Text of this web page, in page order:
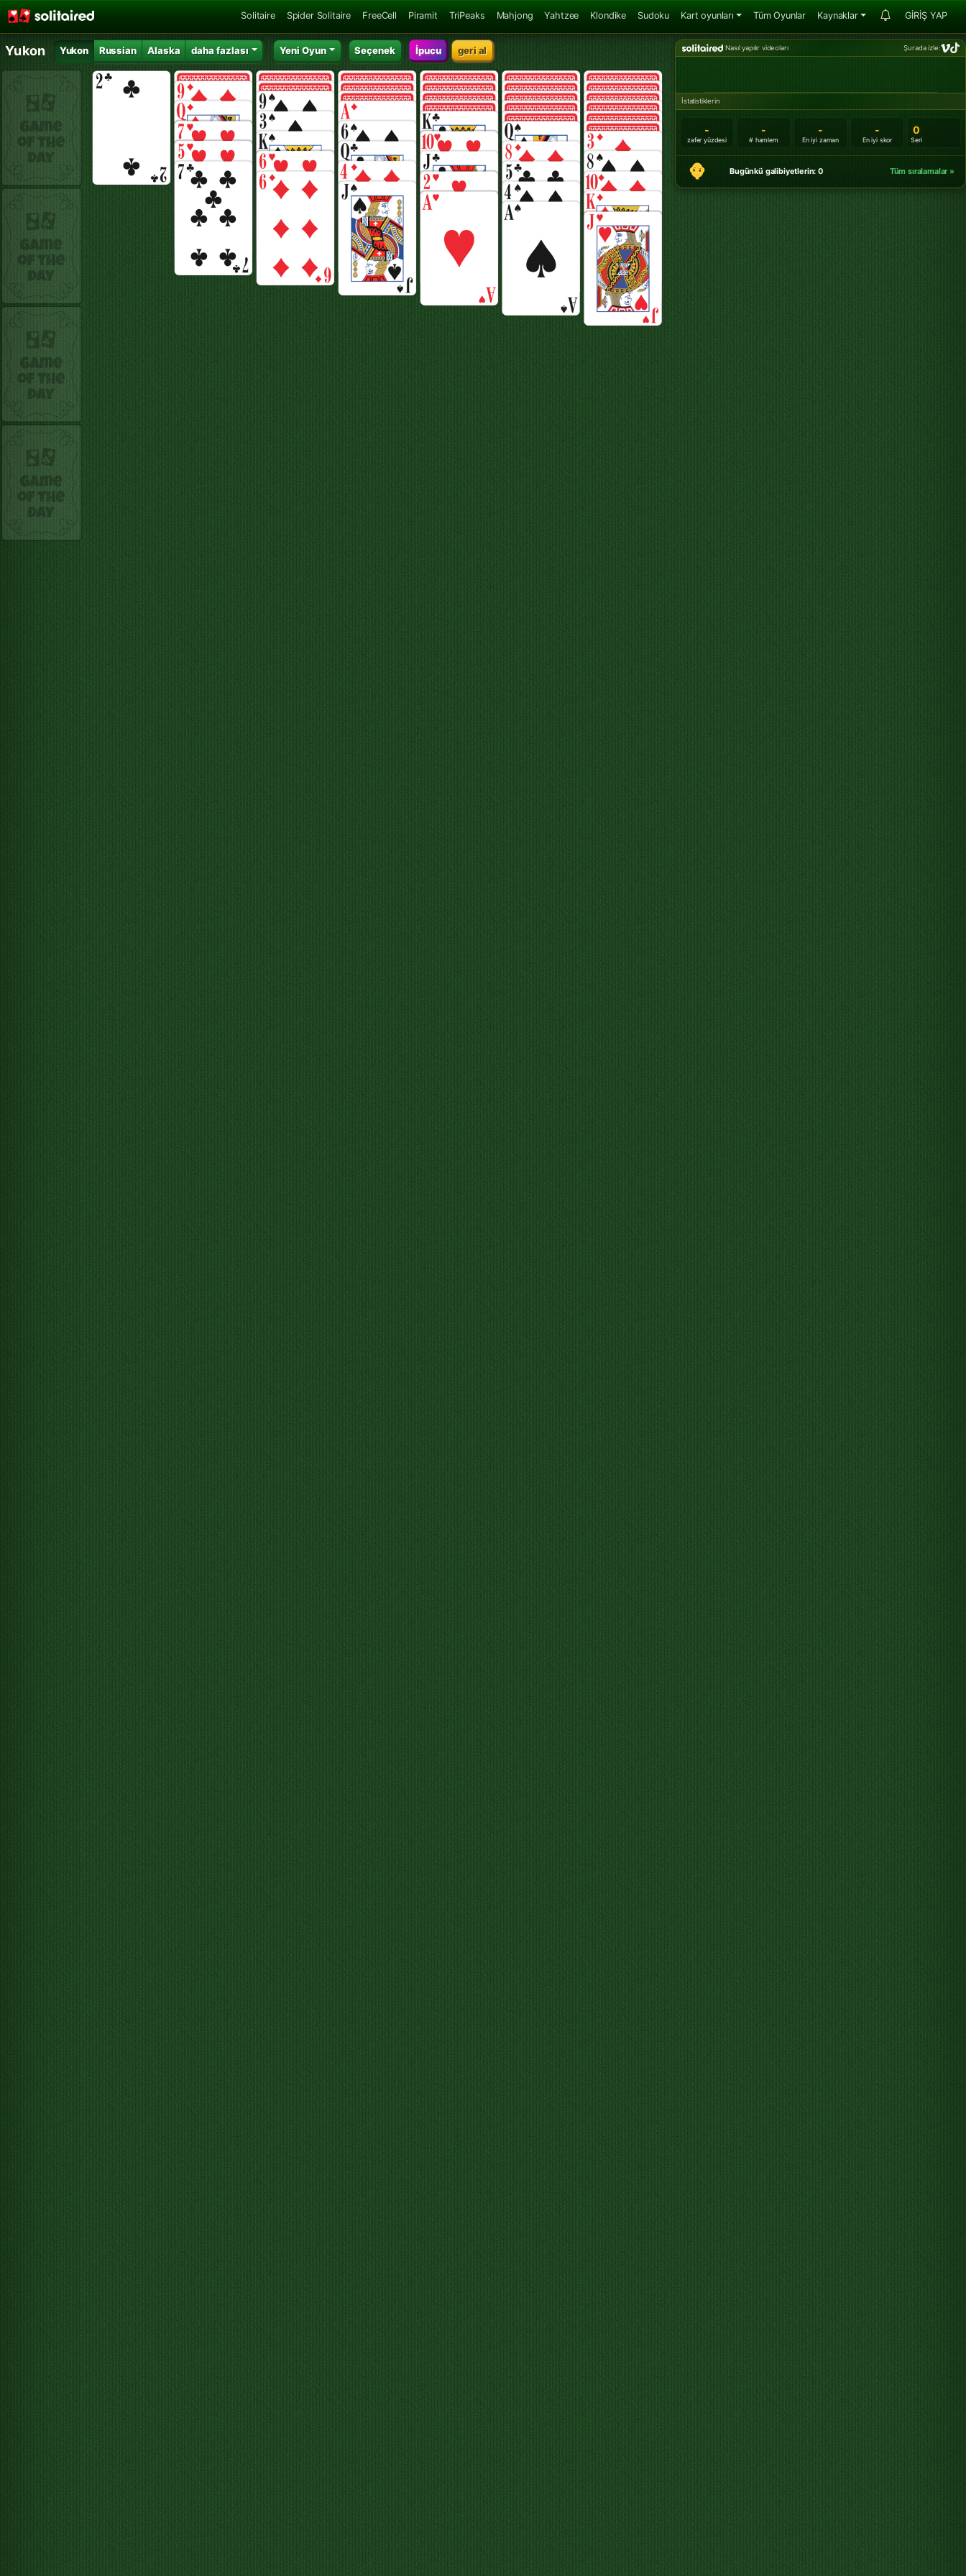
Solitaire Spider Solitaire FreeCell Piramit TriPeaks Mahjong Yahtzee Klondike Sudoku Kart oyunları Tüm Oyunlar Kaynaklar GİRİŞ YAP
Yukon Yukon Russian Alaska daha fazlası Yeni Oyun Seçenek İpucu geri al Nasıl yapılır videoları Şurada izle:
İstatistiklerin
-
zafer yüzdesi
-
# hamlem
-
En iyi zaman
-
En iyi skor
0
Seri
Bugünkü galibiyetlerin: 0 Tüm sıralamalar »